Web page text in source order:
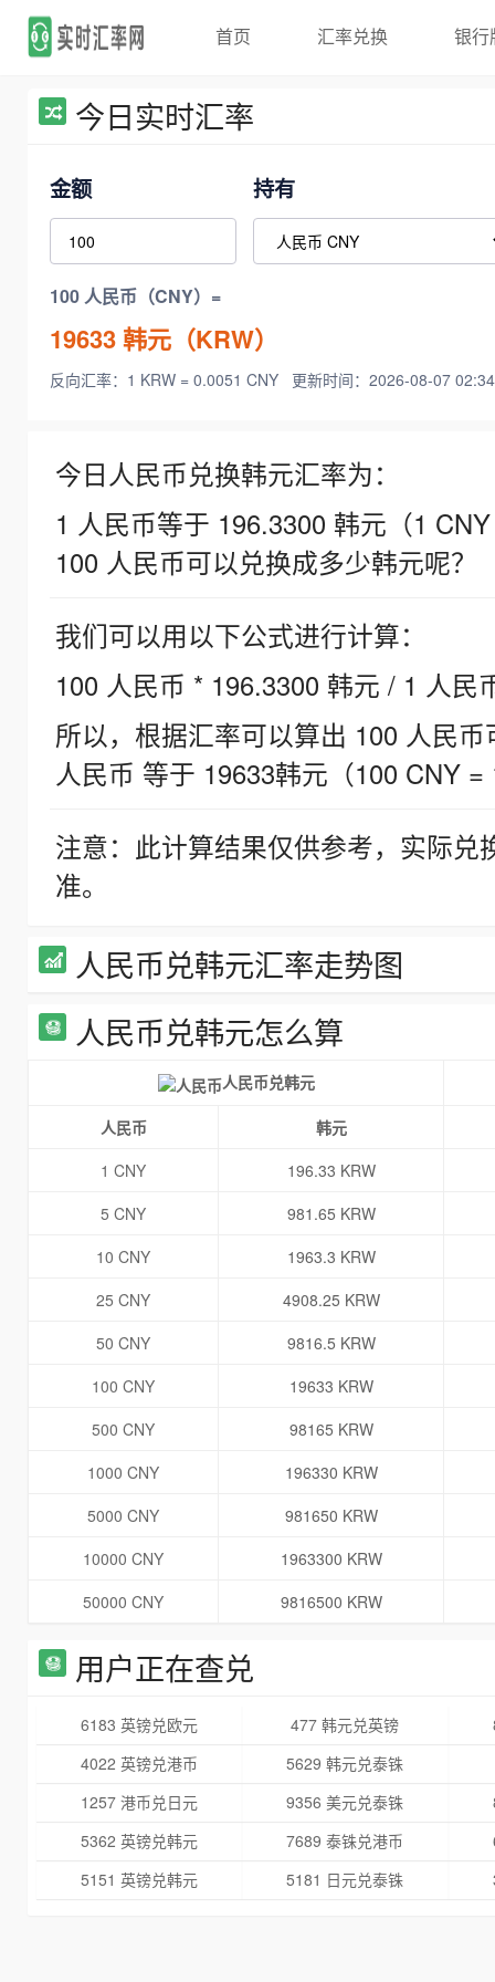
首页 汇率兑换 银行
今日实时汇率
金额 持有
100 人民币（CNY）=
19633韩元（KRW）
反向汇率：1 KRW = 0.0051 CNY 更新时间：2026-08-07
今日人民币兑换韩元汇率为：
1 人民币等于 196.3300 韩元（1
100 人民币可以兑换成多少韩元呢？
我们可以用以下公式进行计算：
100 人民币 * 196.3300 韩元 / 1 人民
所以，根据汇率可以算出 100 人民
人民币 等于 19633韩元（100 CNY =
注意：此计算结果仅供参考，实际
准。
人民币兑韩元汇率走势图
人民币兑韩元怎么算
人民币兑韩元
人民币
韩元
1 CNY
196.33 KRW
5 CNY
981.65 KRW
10 CNY
1963.3 KRW
25 CNY
4908.25 KRW
50 CNY
9816.5 KRW
100 CNY
19633 KRW
500 CNY
98165 KRW
1000 CNY
196330 KRW
5000 CNY
981650 KRW
10000 CNY
1963300 KRW
50000 CNY
9816500 KRW
用户正在查兑
6183 英镑兑欧元 477 韩元兑英镑
4022 英镑兑港币
5629 韩元兑泰铢
1257 港币兑日元
9356 美元兑泰铢
5362 英镑兑韩元
7689 泰铢兑港币
5151 英镑兑韩元
5181 日元兑泰铢